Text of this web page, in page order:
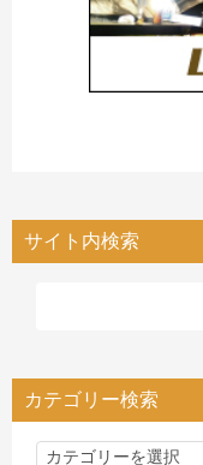
サイト内検索
カテゴリー検索
カ